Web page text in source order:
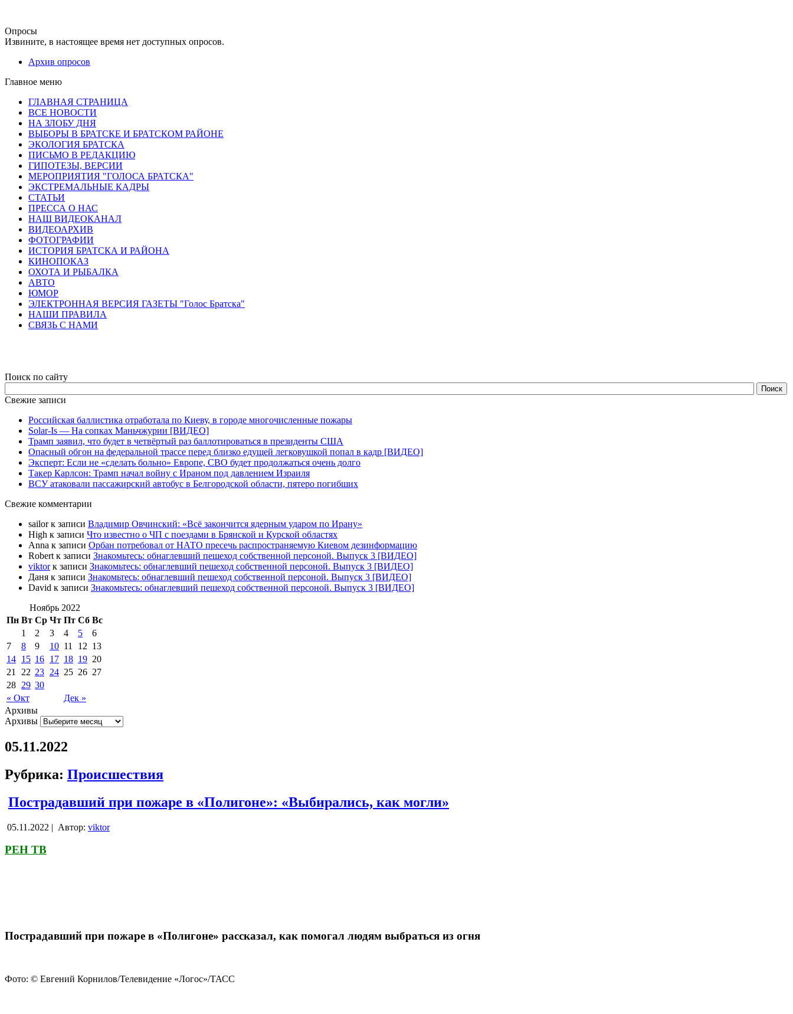
Опросы
Извините, в настоящее время нет доступных опросов.
Архив опросов
Главное меню
ГЛАВНАЯ СТРАНИЦА
ВСЕ НОВОСТИ
НА ЗЛОБУ ДНЯ
ВЫБОРЫ В БРАТСКЕ И БРАТСКОМ РАЙОНЕ
ЭКОЛОГИЯ БРАТСКА
ПИСЬМО В РЕДАКЦИЮ
ГИПОТЕЗЫ, ВЕРСИИ
МЕРОПРИЯТИЯ "ГОЛОСА БРАТСКА"
ЭКСТРЕМАЛЬНЫЕ КАДРЫ
СТАТЬИ
ПРЕССА О НАС
НАШ ВИДЕОКАНАЛ
ВИДЕОАРХИВ
ФОТОГРАФИИ
ИСТОРИЯ БРАТСКА И РАЙОНА
КИНОПОКАЗ
ОХОТА И РЫБАЛКА
АВТО
ЮМОР
ЭЛЕКТРОННАЯ ВЕРСИЯ ГАЗЕТЫ "Голос Братска"
НАШИ ПРАВИЛА
СВЯЗЬ С НАМИ
Поиск по сайту
Свежие записи
Российская баллистика отработала по Киеву, в городе многочисленные пожары
Solar-Is — На сопках Маньчжурии [ВИДЕО]
Трамп заявил, что будет в четвёртый раз баллотироваться в президенты США
Опасный обгон на федеральной трассе перед близко едущей легковушкой попал в кадр [ВИДЕО]
Эксперт: Если не «сделать больно» Европе, СВО будет продолжаться очень долго
Такер Карлсон: Трамп начал войну с Ираном под давлением Израиля
ВСУ атаковали пассажирский автобус в Белгородской области, пятеро погибших
Свежие комментарии
sailorк записи Владимир Овчинский: «Всё закончится ядерным ударом по Ирану»
High к записи Что известно о ЧП с поездами в Брянской и Курской областях
Anna к записи Орбан потребовал от НАТО пресечь распространяемую Киевом дезинформацию
Robert к записи Знакомьтесь: обнаглевший пешеход собственной персоной. Выпуск 3 [ВИДЕО]
viktorк записи Знакомьтесь: обнаглевший пешеход собственной персоной. Выпуск 3 [ВИДЕО]
Даня к записи Знакомьтесь: обнаглевший пешеход собственной персоной. Выпуск 3 [ВИДЕО]
David к записи Знакомьтесь: обнаглевший пешеход собственной персоной. Выпуск 3 [ВИДЕО]
Ноябрь 2022
Пн Вт Ср Чт Пт Сб Вс
« Окт Дек »
1 2 3 4 5
6
7
8 9 10 11 12 13
14 15 16 17 18 19 20
21
22 23 24 25 26 27
28 29 30
Архивы
Архивы
05.11.2022
Рубрика: Происшествия
Пострадавший при пожаре в «Полигоне»: «Выбирались, как могли»
05.11.2022 | Автор: viktor
РЕН ТВ
Пострадавший при пожаре в «Полигоне» рассказал, как помогал людям выбраться из огня
Фото: © Евгений Корнилов/Телевидение «Логос»/ТАСС